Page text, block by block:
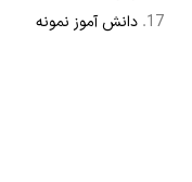
دانش آموز نمونه